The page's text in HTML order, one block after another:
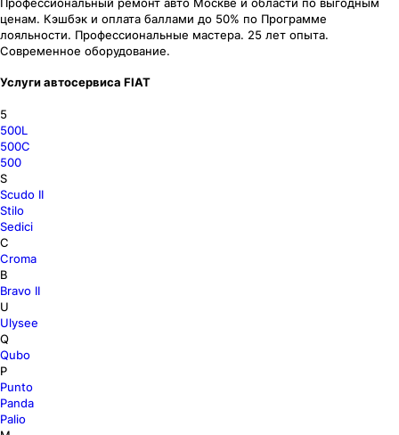
ценам. Кэшбэк и оплата баллами до 50% по Программе
лояльности. Профессиональные мастера. 25 лет опыта.
Современное оборудование.
Услуги автосервиса FIAT
5
500L
500C
500
S
Scudo II
Stilo
Sedici
C
Croma
B
Bravo II
U
Ulysee
Q
Qubo
P
Punto
Panda
Palio